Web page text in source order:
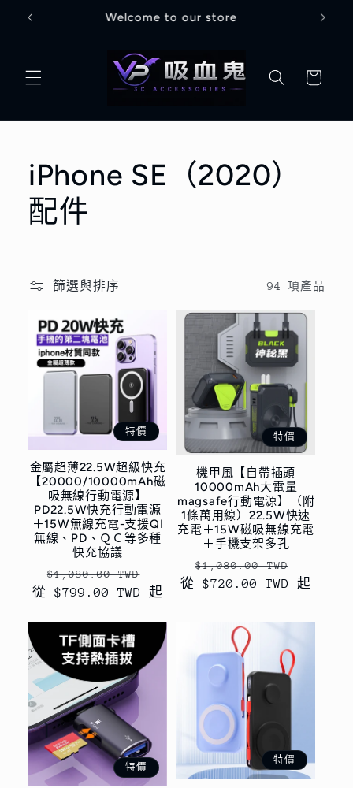
跳至內
容
Welcome to our store
物
商
品
列
iPhone SE（2020）
配件
篩選與排序 94 項產品
特價
金屬超薄22.5W超級快充
【20000/10000mAh磁
吸無線行動電源】
PD22.5W快充行動電源
＋15W無線充電-支援QI
無線、PD、ＱＣ等多種
快充協議
定
價
$1,080.00 TWD
價
從 $799.00 TWD 起
特價
機甲風【自帶插頭
10000mAh大電量
magsafe行動電源】（附
1條萬用線）22.5W快速
充電＋15W磁吸無線充電
＋手機支架多孔
定
價
$1,080.00 TWD
價
從 $720.00 TWD 起
特價
特價